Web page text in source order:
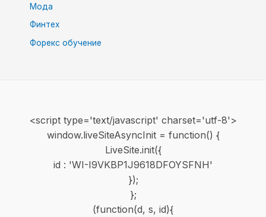
Мода
Финтех
Форекс обучение
<script type='text/javascript' charset='utf-8'>
window.liveSiteAsyncInit = function() {
LiveSite.init({
id : 'WI-I9VKBP1J9618DFOYSFNH'
});
};
(function(d, s, id){